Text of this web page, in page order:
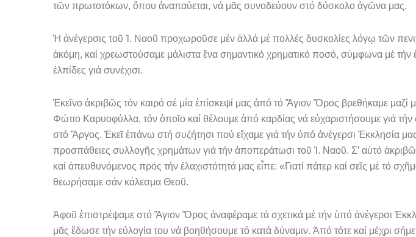
τῶν πρωτοτόκων, ὅπου ἀναπαύεται, νά μᾶς συν­οδεύουν στό δύσκολο ἀγῶνα μας.
Ἡ ἀνέγερσις τοῦ Ἱ. Ναοῦ προχωροῦσε μέν ἀλλά μέ πολλές δυσκολίες λόγῳ τῶν
ἀκόμη, καί χρεω­στούσαμε μάλιστα ἕνα σημαντικό χρηματικό ποσό, σύμφωνα μέ τήν
ἐλπίδες γιά συνέχισι.
Ἐκεῖνο ἀκριβῶς τόν καιρό σέ μία ἐπίσκεψί μας ἀπό τό Ἅγι­ον Ὄρος βρεθήκαμε μαζί
Φώτιο Καρυοφύλλα, τόν ὁποῖο καί θέλουμε ἀπό καρδίας νά εὐχαριστήσουμε γιά τήν
στό Ἄργος. Ἐκεῖ ἐπάνω στή συζήτησι πού εἴχαμε γιά τήν ὑπό ἀνέγερσι Ἐκκλησία
προσπά­θειες συλλογῆς χρημάτων γιά τήν ἀποπεράτωσι τοῦ Ἱ. Ναοῦ. Σ’ αὐτό
καί ἀπευθυνόμενος πρός τήν ἐλα­χιστότητά μας εἶπε: «Γιατί πάτερ καί σεῖς μέ τό
θεωρήσαμε σάν κάλεσμα Θεοῦ.
Ἀφοῦ ἐπιστρέψαμε στό Ἅγιον Ὄρος ἀναφέραμε τά σχετικά μέ τήν ὑπό ἀνέγερσι
μᾶς ἔδωσε τήν εὐλο­γία του νά βοηθήσουμε τό κατά δύναμιν. Ἀπό τότε καί μέχρι